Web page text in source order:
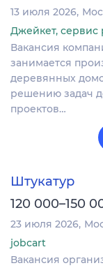
13 июля 2026
Джейкет,
Вакансия
занимается
деревянных
решению задач
проектов…
Штукатур
120 000–150
23 июля 2026
jobcart
Вакансия